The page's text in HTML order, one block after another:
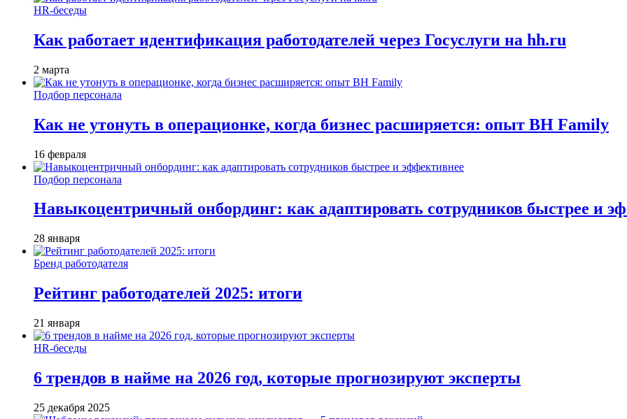
HR-беседы
Как работает идентификация работодателей через Госуслуги на hh.ru
2 марта
Подбор персонала
Как не утонуть в операционке, когда бизнес расширяется: опыт BH Family
16 февраля
Подбор персонала
Навыкоцентричный онбординг: как адаптировать сотрудников быстрее и
28 января
Бренд работодателя
Рейтинг работодателей 2025: итоги
21 января
HR-беседы
6 трендов в найме на 2026 год, которые прогнозируют эксперты
25 декабря 2025